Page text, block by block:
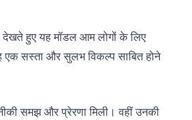
देखते हुए यह मॉडल आम लोगों के लिए
एक सस्ता और सुलभ विकल्प साबित होने
समझ और प्रेरणा मिली। वहीं उनकी